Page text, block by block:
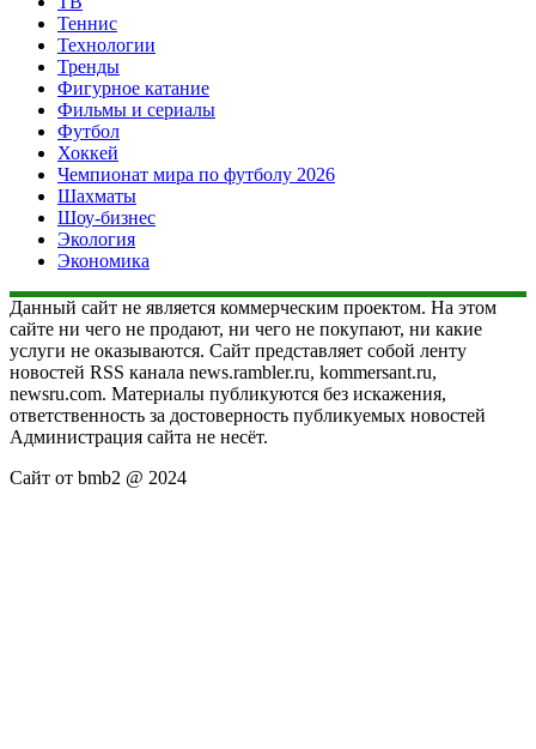
Теннис
Технологии
Тренды
Фигурное катание
Фильмы и сериалы
Футбол
Хоккей
Чемпионат мира по футболу 2026
Шахматы
Шоу-бизнес
Экология
Экономика
Данный сайт не является коммерческим проектом. На этом
сайте ни чего не продают, ни чего не покупают, ни какие
услуги не оказываются. Сайт представляет собой ленту
новостей RSS канала news.rambler.ru, kommersant.ru,
newsru.com. Материалы публикуются без искажения,
ответственность за достоверность публикуемых новостей
Администрация сайта не несёт.
Сайт от bmb2 @ 2024